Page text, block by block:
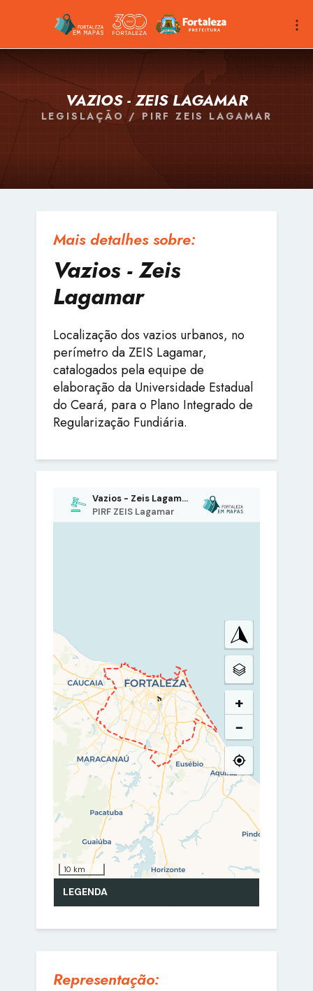
VAZIOS - ZEIS LAGAMAR
LEGISLAÇÃO / PIRF ZEIS LAGAMAR
Mais detalhes sobre:
Vazios - Zeis
Lagamar
Localização dos vazios urbanos, no
perímetro da ZEIS Lagamar,
catalogados pela equipe de
elaboração da Universidade Estadual
do Ceará, para o Plano Integrado de
Regularização Fundiária.
Representação: